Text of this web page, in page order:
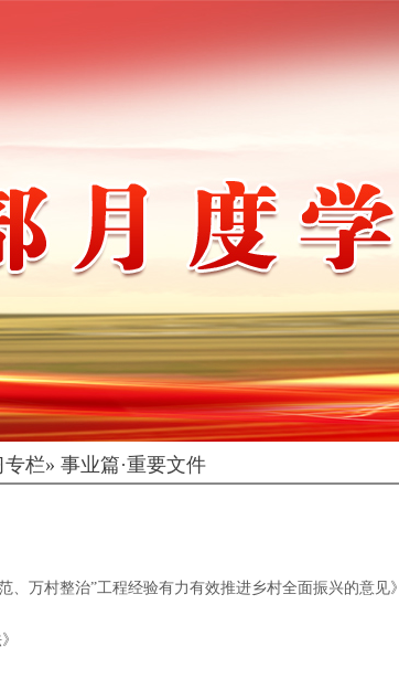
专栏» 事业篇·重要文件
、万村整治”工程经验有力有效推进乡村全面振兴的意见》